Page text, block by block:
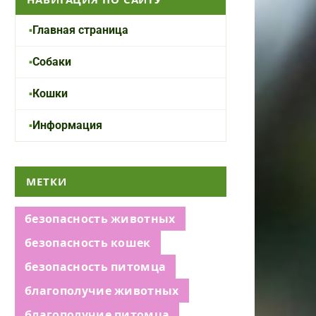
Главная страница
Собаки
Кошки
Информация
МЕТКИ
безопасность животных
безопасность кошек
безопасность питомца
благополучие животных